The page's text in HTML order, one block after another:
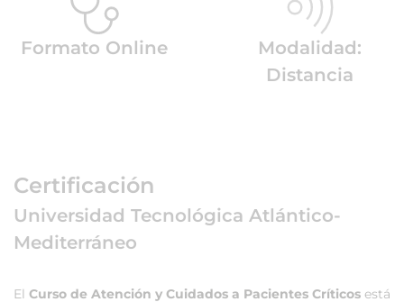
Formato Online
Modalidad:
Distancia
Certificación
Universidad Tecnológica Atlántico-
Mediterráneo
El Curso de Atención y Cuidados a Pacientes Críticos está